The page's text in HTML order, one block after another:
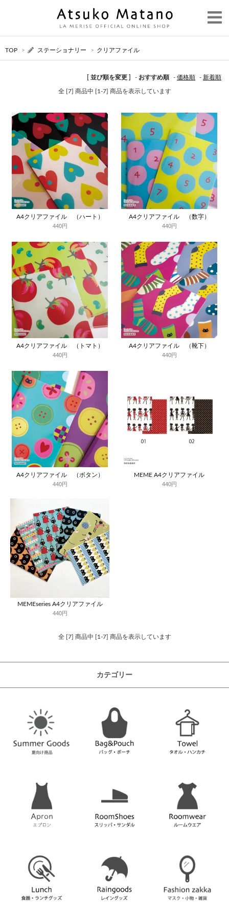
TOP > ステーショナリー > クリアファイル
[ 並び順を変更 ] - おすすめ順 - 価格順 - 新着順
全 [7] 商品中 [1-7] 商品を表示しています
A4クリアファイル （ハート）
440円
A4クリアファイル （数字）
440円
A4クリアファイル （トマト）
440円
A4クリアファイル （靴下）
440円
A4クリアファイル （ボタン）
440円
MEME A4クリアファイル
440円
MEMEseries A4クリアファイル
440円
全 [7] 商品中 [1-7] 商品を表示しています
カテゴリー